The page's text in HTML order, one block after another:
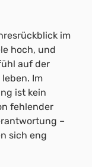
im
hoch, und
auf der
Im
ist kein
fehlender
–
sich eng